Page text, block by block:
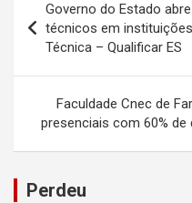
de
Post
Governo do Estado
técnicos em
Técnica – Qualificar ES
Faculdade Cnec de
presenciais com 60%
Perdeu